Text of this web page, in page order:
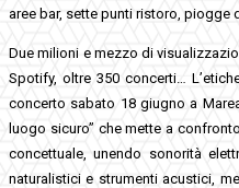
aree bar, sette punti ristoro, piogge
Due milioni e mezzo di
Spotify, oltre 350 concerti…
concerto sabato 18 giugno a
luogo sicuro” che mette a
concettuale, unendo sonorità
naturalistici e strumenti acustici,